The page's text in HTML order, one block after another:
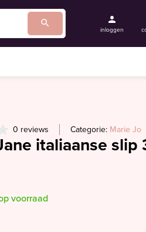
inloggen
0 reviews Categorie: Marie Jo
italiaanse slip
voorraad